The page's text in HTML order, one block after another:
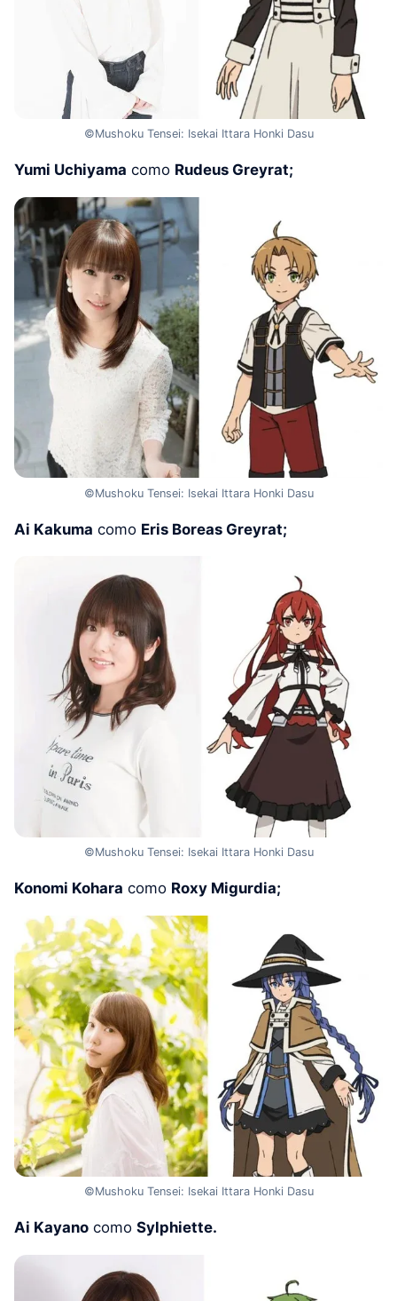
©Mushoku Tensei: Isekai Ittara Honki Dasu
Yumi Uchiyama como Rudeus Greyrat;
©Mushoku Tensei: Isekai Ittara Honki Dasu
Ai Kakuma como Eris Boreas Greyrat;
©Mushoku Tensei: Isekai Ittara Honki Dasu
Konomi Kohara como Roxy Migurdia;
©Mushoku Tensei: Isekai Ittara Honki Dasu
Ai Kayano como Sylphiette.